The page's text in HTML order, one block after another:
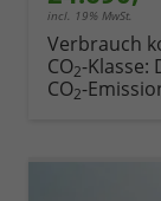
incl. 19% MwSt.
Verbrauch
CO2-Klasse:
CO2-